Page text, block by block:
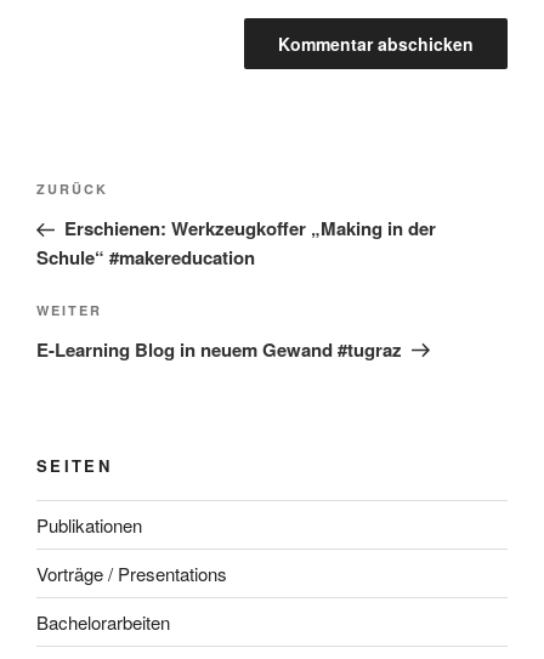
Beitragsnavigation
Vorheriger
Beitrag
ZURÜCK
Erschienen: Werkzeugkoffer „Making in der
Schule“ #makereducation
Nächster
Beitrag
WEITER
E-Learning Blog in neuem Gewand #tugraz
SEITEN
Publikationen
Vorträge / Presentations
Bachelorarbeiten